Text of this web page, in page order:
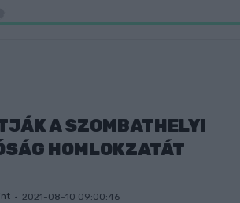
A SZOMBATHELYI
HOMLOKZATÁT
2021-08-10 09:00:46